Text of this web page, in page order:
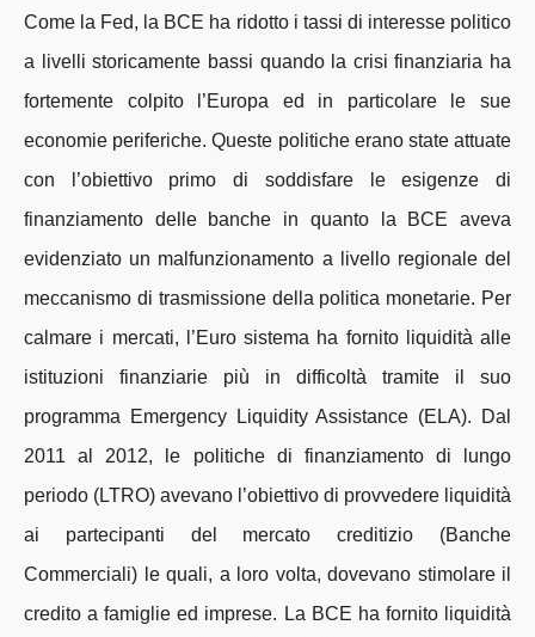
Come la Fed, la BCE ha ridotto i tassi di interesse politico
a livelli storicamente bassi quando la crisi finanziaria ha
fortemente colpito l’Europa ed in particolare le sue
economie periferiche. Queste politiche erano state attuate
con l’obiettivo primo di soddisfare le esigenze di
finanziamento delle banche in quanto la BCE aveva
evidenziato un malfunzionamento a livello regionale del
meccanismo di trasmissione della politica monetarie. Per
calmare i mercati, l’Euro sistema ha fornito liquidità alle
istituzioni finanziarie più in difficoltà tramite il suo
programma Emergency Liquidity Assistance (ELA). Dal
2011 al 2012, le politiche di finanziamento di lungo
periodo (LTRO) avevano l’obiettivo di provvedere liquidità
ai partecipanti del mercato creditizio (Banche
Commerciali) le quali, a loro volta, dovevano stimolare il
credito a famiglie ed imprese. La BCE ha fornito liquidità